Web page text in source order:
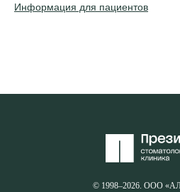
Информация для пациентов
© 1998–2026. ООО